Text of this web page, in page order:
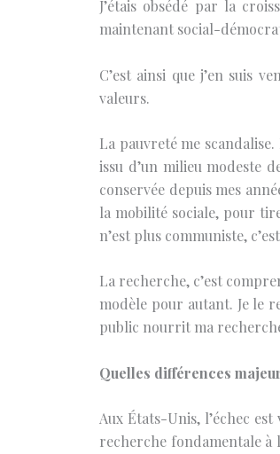
J’étais obsédé par la
maintenant social-
C’est ainsi que j’en suis
valeurs.
La pauvreté me
issu d’un milieu modeste
conservée depuis mes
la mobilité sociale, pour
n’est plus communiste,
La recherche, c’est
modèle pour autant. Je le
public nourrit ma
Quelles différences
Aux États-Unis, l’échec
recherche fondamentale à